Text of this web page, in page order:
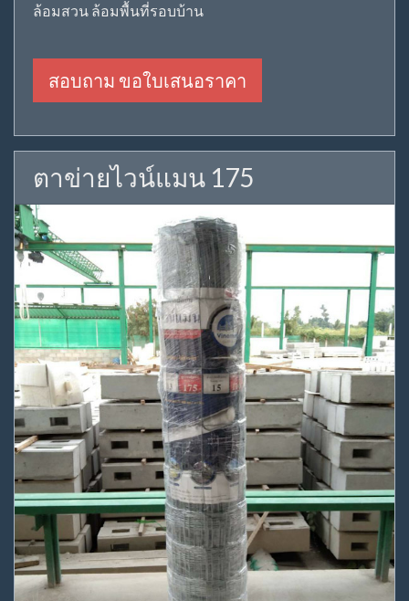
ล้อมสวน ล้อมพื้นที่รอบบ้าน
สอบถาม ขอใบเสนอราคา
ตาข่ายไวน์แมน 175